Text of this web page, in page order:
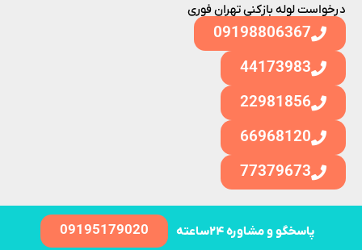
درخواست لوله بازکنی تهران فوری
09198806367
44173983
22981856
66968120
77379673
پاسخگو و مشاوره ۲۴ساعته 09195179020